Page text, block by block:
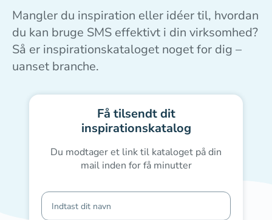
Mangler du inspiration eller idéer til, hvordan
du kan bruge SMS effektivt i din virksomhed?
Så er inspirationskataloget noget for dig –
uanset branche.
Få tilsendt dit
inspirationskatalog
Du modtager et link til kataloget på din
mail inden for få minutter